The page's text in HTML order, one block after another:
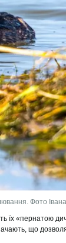
Фото
їх «пернатою
що